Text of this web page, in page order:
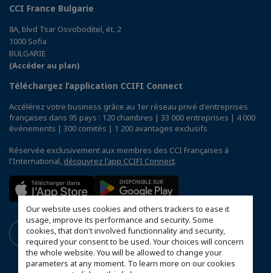
Our website uses cookies and others trackers to ease it
usage, improve its performance and security. Some
cookies, that don't involved functionnality and security,
required your consent to be used. Your choices will concern
the whole website. You will be allowed to change your
parameters at any moment. To learn more on our cookies
CCI France Bulgarie
8A, blvd Tsar Osvoboditel, ét. 2
1000 Sofia
BULGARIE
(Accéder au plan)
Téléchargez l’application CCIFI Connect
Accélérez votre business grâce au 1er réseau privé d'entreprises
françaises dans 95 pays : 120 chambres | 33 000 entreprises | 4 000
événements | 300 comités | 1 200 avantages exclusifs
Réservée exclusivement aux membres des CCI Françaises à
l'International, découvrez l'app CCIFI Connect.